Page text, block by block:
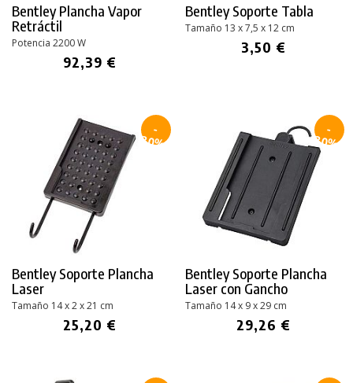
Bentley Plancha Vapor
Retráctil
Potencia 2200 W
92,39 €
Bentley Soporte Tabla
Tamaño 13 x 7,5 x 12 cm
3,50 €
-
30%
Bentley Soporte Plancha
Laser
Tamaño 14 x 2 x 21 cm
25,20 €
-
30%
Bentley Soporte Plancha
Laser con Gancho
Tamaño 14 x 9 x 29 cm
29,26 €